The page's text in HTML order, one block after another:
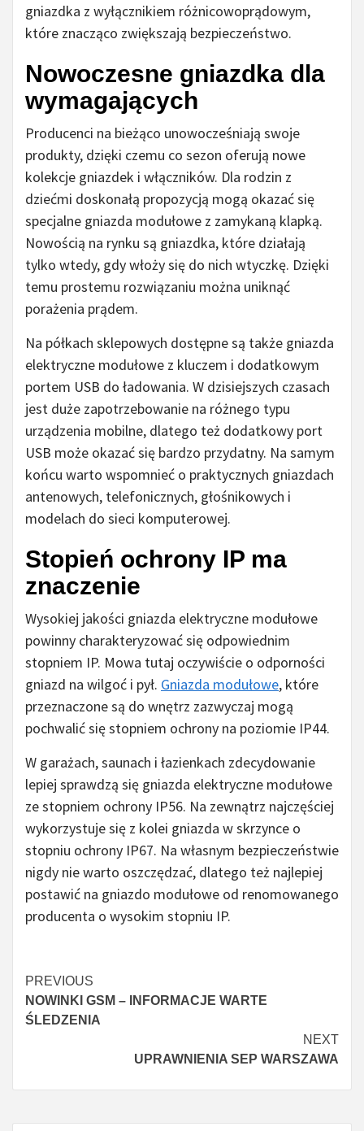
gniazdka z wyłącznikiem różnicowoprądowym,
które znacząco zwiększają bezpieczeństwo.
Nowoczesne gniazdka dla
wymagających
Producenci na bieżąco unowocześniają swoje
produkty, dzięki czemu co sezon oferują nowe
kolekcje gniazdek i włączników. Dla rodzin z
dziećmi doskonałą propozycją mogą okazać się
specjalne gniazda modułowe z zamykaną klapką.
Nowością na rynku są gniazdka, które działają
tylko wtedy, gdy włoży się do nich wtyczkę. Dzięki
temu prostemu rozwiązaniu można uniknąć
porażenia prądem.
Na półkach sklepowych dostępne są także gniazda
elektryczne modułowe z kluczem i dodatkowym
portem USB do ładowania. W dzisiejszych czasach
jest duże zapotrzebowanie na różnego typu
urządzenia mobilne, dlatego też dodatkowy port
USB może okazać się bardzo przydatny. Na samym
końcu warto wspomnieć o praktycznych gniazdach
antenowych, telefonicznych, głośnikowych i
modelach do sieci komputerowej.
Stopień ochrony IP ma
znaczenie
Wysokiej jakości gniazda elektryczne modułowe
powinny charakteryzować się odpowiednim
stopniem IP. Mowa tutaj oczywiście o odporności
gniazd na wilgoć i pył. Gniazda modułowe, które
przeznaczone są do wnętrz zazwyczaj mogą
pochwalić się stopniem ochrony na poziomie IP44.
W garażach, saunach i łazienkach zdecydowanie
lepiej sprawdzą się gniazda elektryczne modułowe
ze stopniem ochrony IP56. Na zewnątrz najczęściej
wykorzystuje się z kolei gniazda w skrzynce o
stopniu ochrony IP67. Na własnym bezpieczeństwie
nigdy nie warto oszczędzać, dlatego też najlepiej
postawić na gniazdo modułowe od renomowanego
producenta o wysokim stopniu IP.
Continue
Reading
PREVIOUS
NOWINKI GSM – INFORMACJE WARTE
ŚLEDZENIA
NEXT
UPRAWNIENIA SEP WARSZAWA